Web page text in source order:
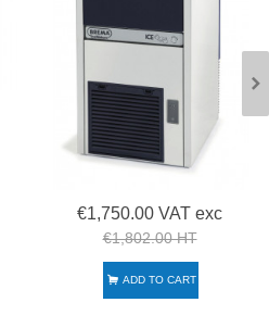
€1,750.00 VAT exc
€1,802.00 HT
ADD TO CART